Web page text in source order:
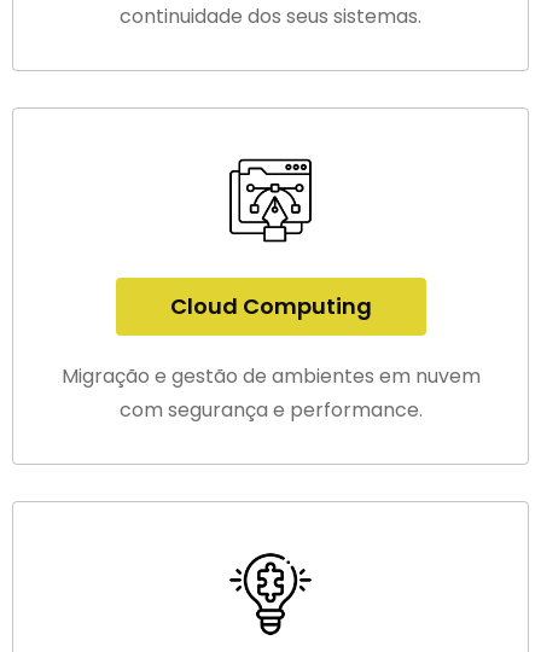
continuidade dos seus sistemas.
Cloud Computing
Migração e gestão de ambientes em nuvem
com segurança e performance.